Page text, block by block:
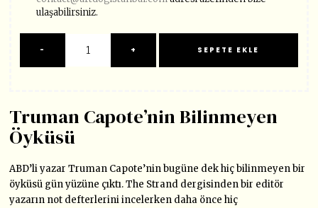
ulaşabilirsiniz.
Truman Capote’nin Bilinmeyen
Öyküsü
ABD’li yazar Truman Capote’nin bugüne dek hiç bilinmeyen bir
öyküsü gün yüzüne çıktı. The Strand dergisinden bir editör
yazarın not defterlerini incelerken daha önce hiç